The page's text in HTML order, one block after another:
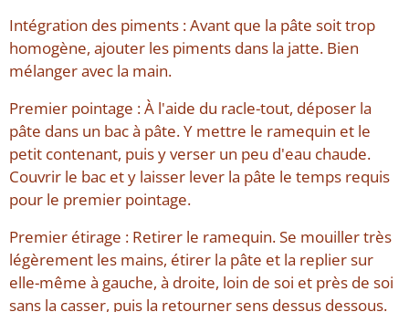
Intégration des piments : Avant que la pâte soit trop
homogène, ajouter les piments dans la jatte. Bien
mélanger avec la main.
Premier pointage : À l'aide du racle-tout, déposer la
pâte dans un bac à pâte. Y mettre le ramequin et le
petit contenant, puis y verser un peu d'eau chaude.
Couvrir le bac et y laisser lever la pâte le temps requis
pour le premier pointage.
Premier étirage : Retirer le ramequin. Se mouiller très
légèrement les mains, étirer la pâte et la replier sur
elle-même à gauche, à droite, loin de soi et près de soi
sans la casser, puis la retourner sens dessus dessous.